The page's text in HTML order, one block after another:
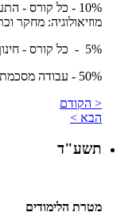
10% - כל קורס -
מוזיאולוגיה: מחקר
5% - כל קורס - חינוך ומוזיאון, מינהל וכוח אדם.
50% - עבודה מסכמת (עבודת גמר).
< הקודם
הבא >
תשע"ד
מטרת הלימודים